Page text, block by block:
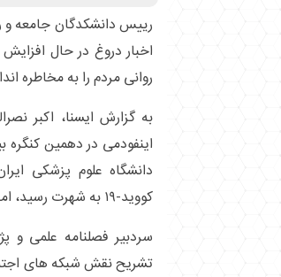
رییس دانشکدگان جامعه و
اخبار دروغ در حال
روانی مردم را به مخاطره
به گزارش ایسنا، اکبر
اینفودمی در دهمین
دانشگاه علوم پزشکی
کووید-۱۹ به شهرت رسید، اما به کرونا و دوره آن محدود نیست.
سردبیر فصلنامه علمی
تشریح نقش شبکه های